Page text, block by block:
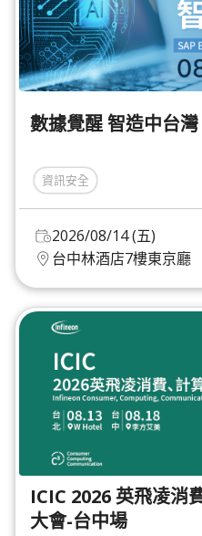
數據覺醒 智造中台灣
資訊安全
2026/08/14 (五)
台中林酒店7樓東京廳
ICIC 2026 英飛凌消
大會-台中場